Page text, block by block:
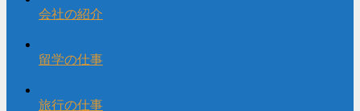
会社の紹介
留学の仕事
旅行の仕事